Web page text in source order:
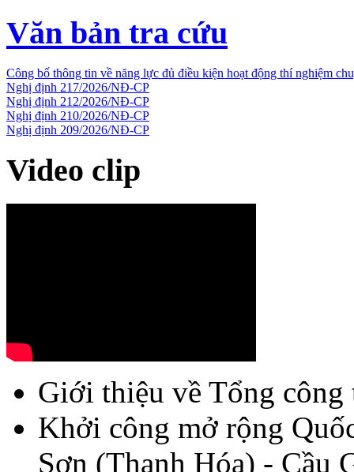
Văn bản tra cứu
Công bố thông tin về năng lực đủ điều kiện hoạt động thí nghiệm
Nghị định 217/2026/NĐ-CP
Nghị định 212/2026/NĐ-CP
Nghị định 210/2026/NĐ-CP
Nghị định 209/2026/NĐ-CP
Video clip
Giới thiệu về Tổng công
Khởi công mở rộng
Sơn (Thanh Hóa) - Cầu